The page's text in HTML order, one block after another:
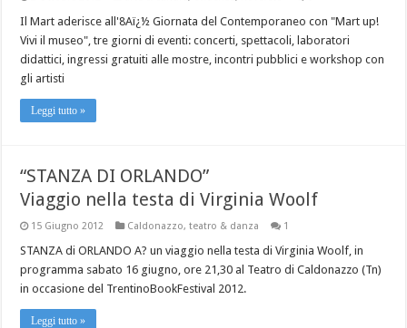
Il Mart aderisce all'8Aï¿½ Giornata del Contemporaneo con "Mart up!
Vivi il museo", tre giorni di eventi: concerti, spettacoli, laboratori
didattici, ingressi gratuiti alle mostre, incontri pubblici e workshop con
gli artisti
Leggi tutto »
“STANZA DI ORLANDO”
Viaggio nella testa di Virginia Woolf
15 Giugno 2012 Caldonazzo,teatro & danza 1
STANZA di ORLANDO A? un viaggio nella testa di Virginia Woolf, in
programma sabato 16 giugno, ore 21,30 al Teatro di Caldonazzo (Tn)
in occasione del TrentinoBookFestival 2012.
Leggi tutto »